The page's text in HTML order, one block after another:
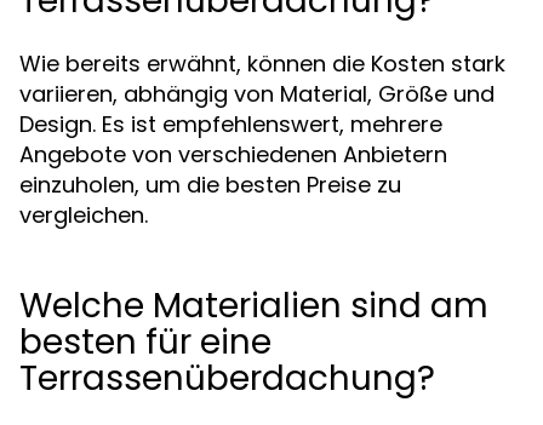
Wie bereits erwähnt, können die Kosten stark
variieren, abhängig von Material, Größe und
Design. Es ist empfehlenswert, mehrere
Angebote von verschiedenen Anbietern
einzuholen, um die besten Preise zu
vergleichen.
Welche Materialien sind am
besten für eine
Terrassenüberdachung?